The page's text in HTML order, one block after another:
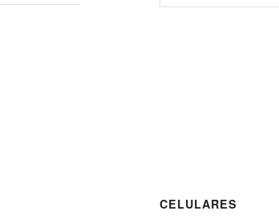
CELULARES